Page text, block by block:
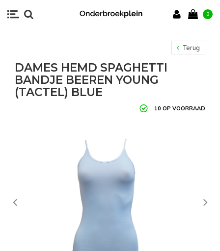
0
Terug
DAMES HEMD SPAGHETTI
BANDJE BEEREN YOUNG
(TACTEL) BLUE
10 OP VOORRAAD